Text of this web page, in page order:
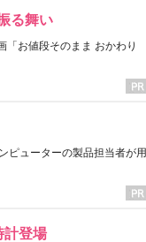
る舞い
「お値段そのまま おかわり
ピューターの製品担当者が用
計登場